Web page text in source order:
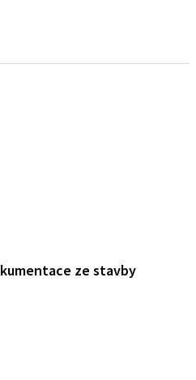
ze stavby